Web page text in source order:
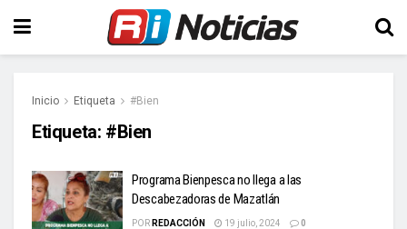
Inicio Etiqueta #Bien
Etiqueta: #Bien
Programa Bienpesca no llega a las
Descabezadoras de Mazatlán
POR REDACCIÓN 19 julio, 2024 0